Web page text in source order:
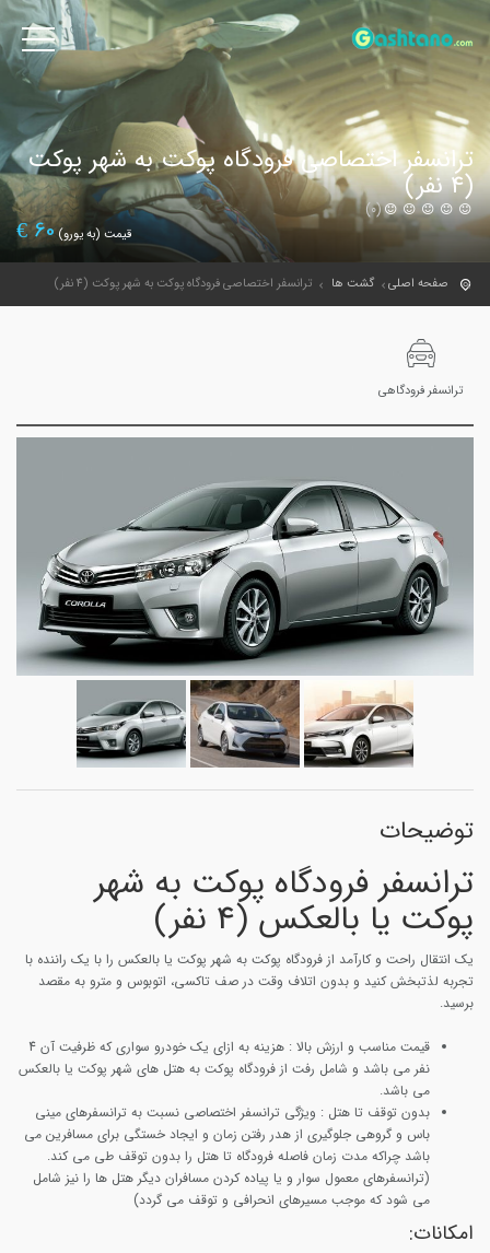
ترانسفر اختصاصی فرودگاه پوکت به شهر پوکت
(4 نفر)
(0)
قیمت (به یورو)60
€
صفحه اصلی گشت ها ترانسفر اختصاصی فرودگاه پوکت به شهر پوکت (4 نفر)
ترانسفر فرودگاهی
توضیحات
ترانسفر فرودگاه پوکت به شهر
پوکت یا بالعکس (4 نفر)
یک انتقال راحت و کارآمد از فرودگاه پوکت به شهر پوکت یا بالعکس را با یک راننده با
تجربه لذتبخش کنید و بدون اتلاف وقت در صف تاکسی، اتوبوس و مترو به مقصد
برسید.
قیمت مناسب و ارزش بالا :
هزینه به ازای یک خودرو سواری که ظرفیت آن 4
نفر می باشد و شامل رفت از فرودگاه پوکت به هتل های شهر پوکت یا بالعکس
می باشد.
بدون توقف تا هتل : ویژگی ترانسفر اختصاصی نسبت به ترانسفرهای مینی
باس و گروهی جلوگیری از هدر رفتن زمان و ایجاد خستگی برای مسافرین می
باشد چراکه مدت زمان فاصله فرودگاه تا هتل را بدون توقف طی می کند.
(ترانسفرهای معمول سوار و یا پیاده کردن مسافران دیگر هتل ها را نیز شامل
می شود که موجب مسیرهای انحرافی و توقف می گردد)
امکانات: